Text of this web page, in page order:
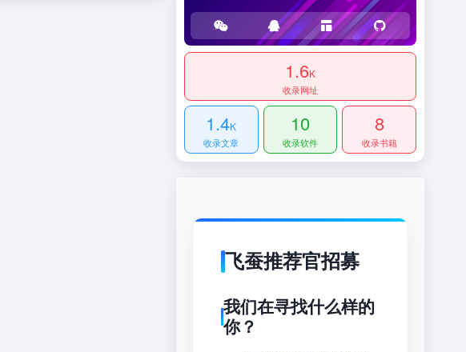
1.6K
收录网址
1.4K
收录文章
10
收录软件
8
收录书籍
飞蚕推荐官招募
我们在寻找什么样的
你？